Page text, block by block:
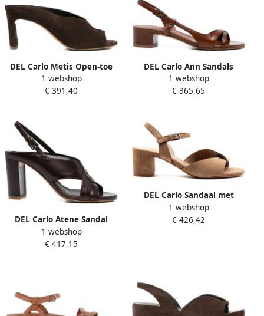
DEL Carlo Metis Open-toe
Sandal
1 webshop
€ 391,40
DEL Carlo Ann Sandals
1 webshop
€ 365,65
DEL Carlo Atene Sandal
1 webshop
€ 417,15
DEL Carlo Sandaal met
enkelbandje
1 webshop
€ 426,42